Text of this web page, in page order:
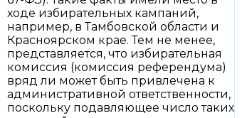
ходе избирательных кампаний,
например, в Тамбовской области и
Красноярском крае. Тем не менее,
представляется, что избирательная
комиссия (комиссия референдума)
вряд ли может быть привлечена к
административной ответственности,
поскольку подавляющее число таких